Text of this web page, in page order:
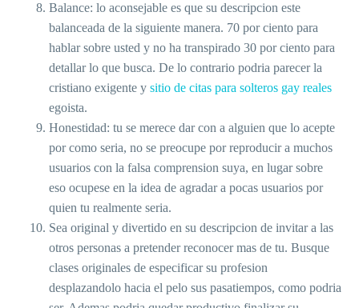
Balance: lo aconsejable es que su descripcion este
balanceada de la siguiente manera. 70 por ciento para
hablar sobre usted y no ha transpirado 30 por ciento para
detallar lo que busca. De lo contrario podria parecer la
cristiano exigente y sitio de citas para solteros gay reales
egoista.
Honestidad: tu se merece dar con a alguien que lo acepte
por como seri­a, no se preocupe por reproducir a muchos
usuarios con la falsa comprension suya, en lugar sobre
eso ocupese en la idea de agradar a pocas usuarios por
quien tu realmente seri­a.
Sea original y divertido en su descripcion de invitar a las
otros personas a pretender reconocer mas de tu. Busque
clases originales de especificar su profesion
desplazandolo hacia el pelo sus pasatiempos, como podri­a